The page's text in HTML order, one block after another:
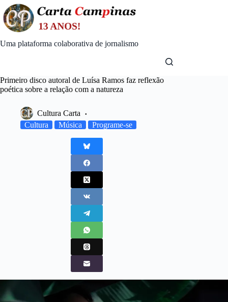
Skip
to
content
Uma plataforma colaborativa de jornalismo
Primeiro disco autoral de Luísa Ramos faz reflexão
poética sobre a relação com a natureza
Cultura Carta
Cultura
Música Programe-se